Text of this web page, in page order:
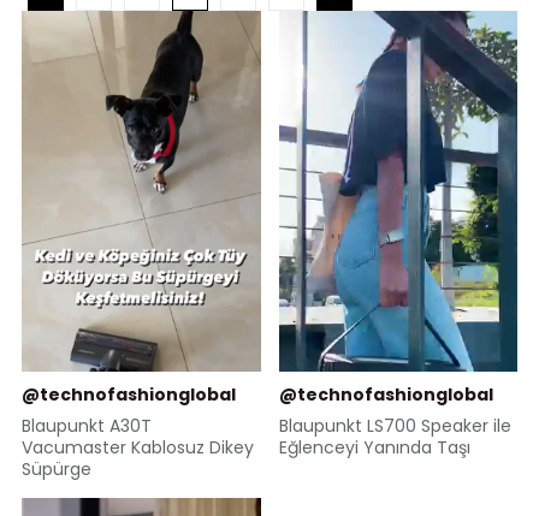
@technofashionglobal
Blaupunkt A30T
Vacumaster Kablosuz Dikey
Süpürge
@technofashionglobal
Blaupunkt LS700 Speaker ile
Eğlenceyi Yanında Taşı